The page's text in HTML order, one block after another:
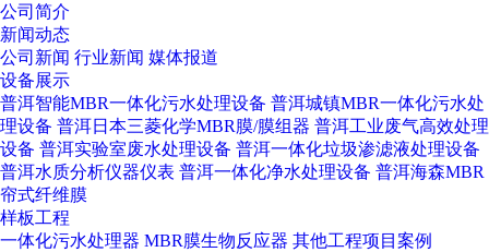
公司简介
新闻动态
公司新闻 行业新闻 媒体报道
设备展示
普洱智能MBR一体化污水处理设备 普洱城镇MBR一体化污水处
理设备 普洱日本三菱化学MBR膜/膜组器 普洱工业废气高效处理
设备 普洱实验室废水处理设备 普洱一体化垃圾渗滤液处理设备
普洱水质分析仪器仪表 普洱一体化净水处理设备 普洱海森MBR
帘式纤维膜
样板工程
一体化污水处理器 MBR膜生物反应器 其他工程项目案例